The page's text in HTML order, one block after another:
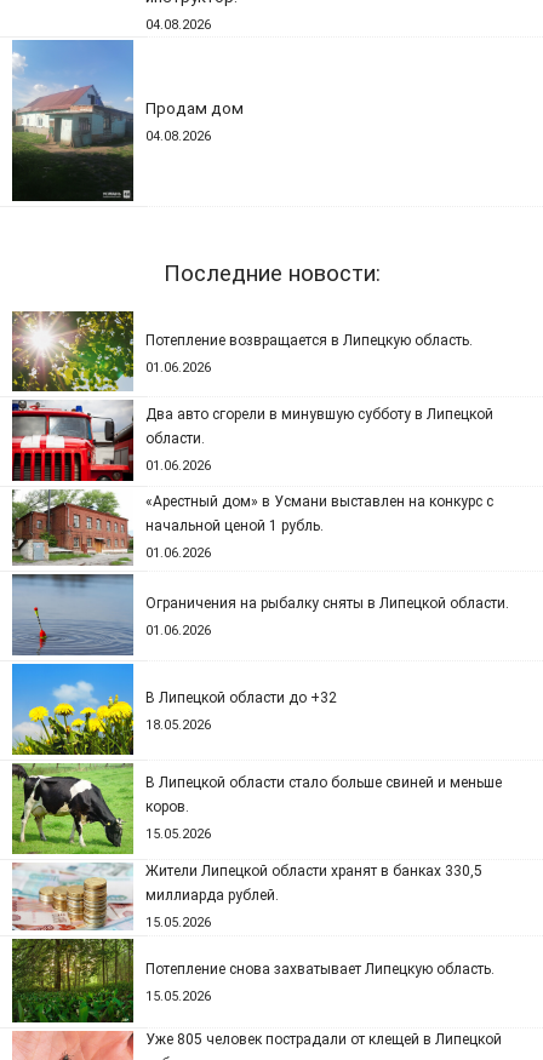
04.08.2026
Продам дом
04.08.2026
Последние новости:
Потепление возвращается в Липецкую область.
01.06.2026
Два авто сгорели в минувшую субботу в Липецкой
области.
01.06.2026
«Арестный дом» в Усмани выставлен на конкурс с
начальной ценой 1 рубль.
01.06.2026
Ограничения на рыбалку сняты в Липецкой области.
01.06.2026
В Липецкой области до +32
18.05.2026
В Липецкой области стало больше свиней и меньше
коров.
15.05.2026
Жители Липецкой области хранят в банках 330,5
миллиарда рублей.
15.05.2026
Потепление снова захватывает Липецкую область.
15.05.2026
Уже 805 человек пострадали от клещей в Липецкой